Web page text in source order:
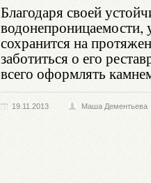
Благодаря своей
водонепроницаемости,
сохранится на
заботиться о его
всего оформлять
19.11.2013 Маша Дементьева